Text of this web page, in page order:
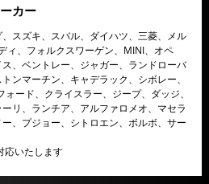
カー
スズキ、スバル、ダイハツ、三菱、メル
ィ、フォルクスワーゲン、MINI、オペ
、ベントレー、ジャガー、ランドローバ
ンマーチン、キャデラック、シボレー、
ード、クライスラー、ジープ、ダッジ、
リ、ランチア、アルファロメオ、マセラ
、プジョー、シトロエン、ボルボ、サー
応いたします